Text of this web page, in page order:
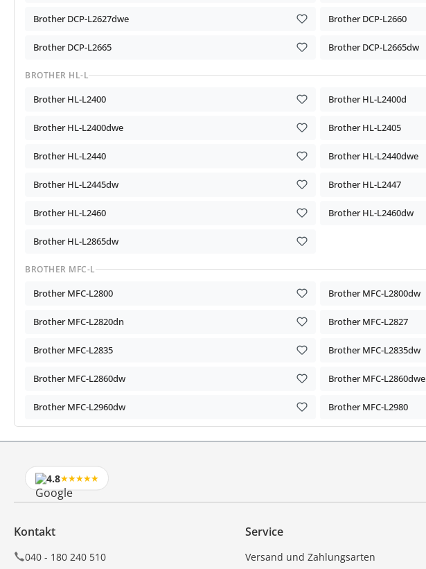
Brother DCP-L2627dwe Brother DCP-L2660
Brother DCP-L2665 Brother DCP-L2665dw
BROTHER HL-L
Brother HL-L2400 Brother HL-L2400d
Brother HL-L2400dwe Brother HL-L2405
Brother HL-L2440 Brother HL-L2440dwe
Brother HL-L2445dw Brother HL-L2447
Brother HL-L2460 Brother HL-L2460dw
Brother HL-L2865dw
BROTHER MFC-L
Brother MFC-L2800 Brother MFC-L2800dw
Brother MFC-L2820dn Brother MFC-L2827
Brother MFC-L2835 Brother MFC-L2835dw
Brother MFC-L2860dw Brother MFC-L2860dwe
Brother MFC-L2960dw Brother MFC-L2980
4.8★★★★★
Kontakt
040 - 180 240 510
Service
Versand und Zahlungsarten